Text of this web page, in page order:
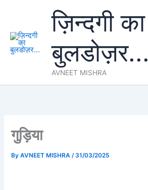
content
ज़िन्दगी का
बुलडोज़र...
AVNEET MISHRA
गुड़िया
ByAVNEET MISHRA/31/03/2025